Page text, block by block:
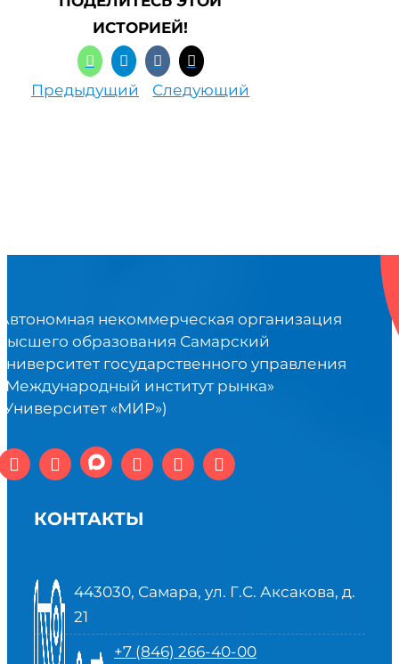
ИСТОРИЕЙ!
Предыдущий Следующий
некоммерческая организация
образования Самарский
государственного управления
институт рынка»
«МИР»)
КОНТАКТЫ
443030, Самара, ул. Г.С. Аксакова, д.
21
+7 (846) 266-40-00